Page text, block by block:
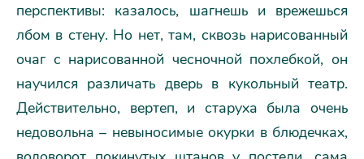
перспективы: казалось, шагнешь и врежешься
лбом в стену. Но нет, там, сквозь нарисованный
очаг с нарисованной чесночной похлебкой, он
научился различать дверь в кукольный театр.
Действительно, вертеп, и старуха была очень
недовольна – невыносимые окурки в блюдечках,